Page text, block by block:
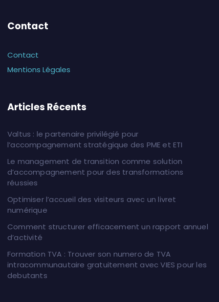
Contact
Contact
Mentions Légales
Articles Récents
Valtus : le partenaire privilégié pour
l’accompagnement stratégique des PME et ETI
Le management de transition comme solution
d’accompagnement pour des transformations
réussies
Optimiser l’accueil des visiteurs avec un livret
numérique
Comment structurer efficacement un rapport annuel
d’activité
Formation TVA : Trouver son numero de TVA
intracommunautaire gratuitement avec VIES pour les
debutants